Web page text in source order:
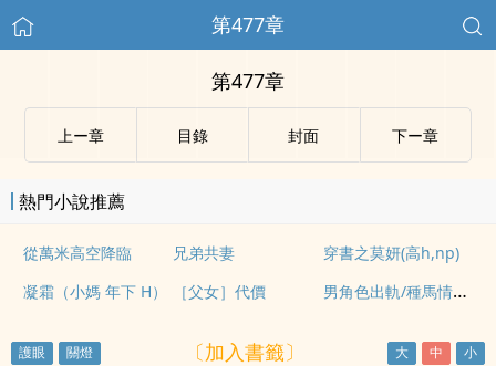
第477章
第477章
上ー章 目錄 封面 下ー章
熱門小說推薦
從萬米高空降臨 兄弟共妻
穿書之莫妍(高h,np)
凝霜（小媽 年下 H）
［父女］代價 男角色出軌/種馬情節 推文/排雷
〔加入書籤〕